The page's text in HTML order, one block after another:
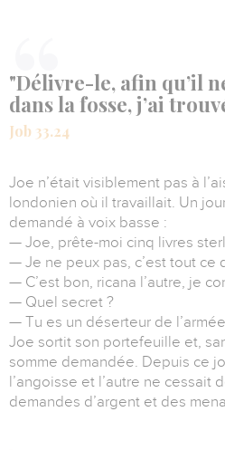
"Délivre-le, afin qu’il
dans la fosse, j’ai
Job 33.24
Joe n’était visiblement pas à
londonien où il travaillait. Un
demandé à voix basse :
— Joe, prête-moi cinq livres
— Je ne peux pas, c’est tout ce
— C’est bon, ricana l’autre, je
— Quel secret ?
— Tu es un déserteur de
Joe sortit son portefeuille et,
somme demandée. Depuis ce
l’angoisse et l’autre ne cessait
demandes d’argent et des